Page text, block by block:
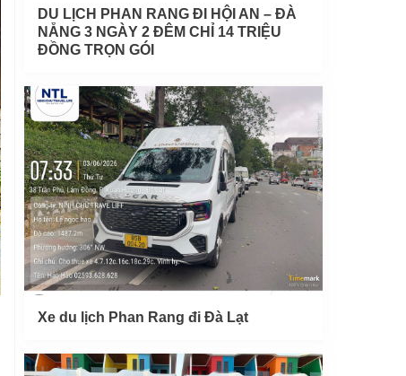
DU LỊCH PHAN RANG ĐI HỘI AN – ĐÀ
NẴNG 3 NGÀY 2 ĐÊM CHỈ 14 TRIỆU
ĐỒNG TRỌN GÓI
Xe du lịch Phan Rang đi Đà Lạt